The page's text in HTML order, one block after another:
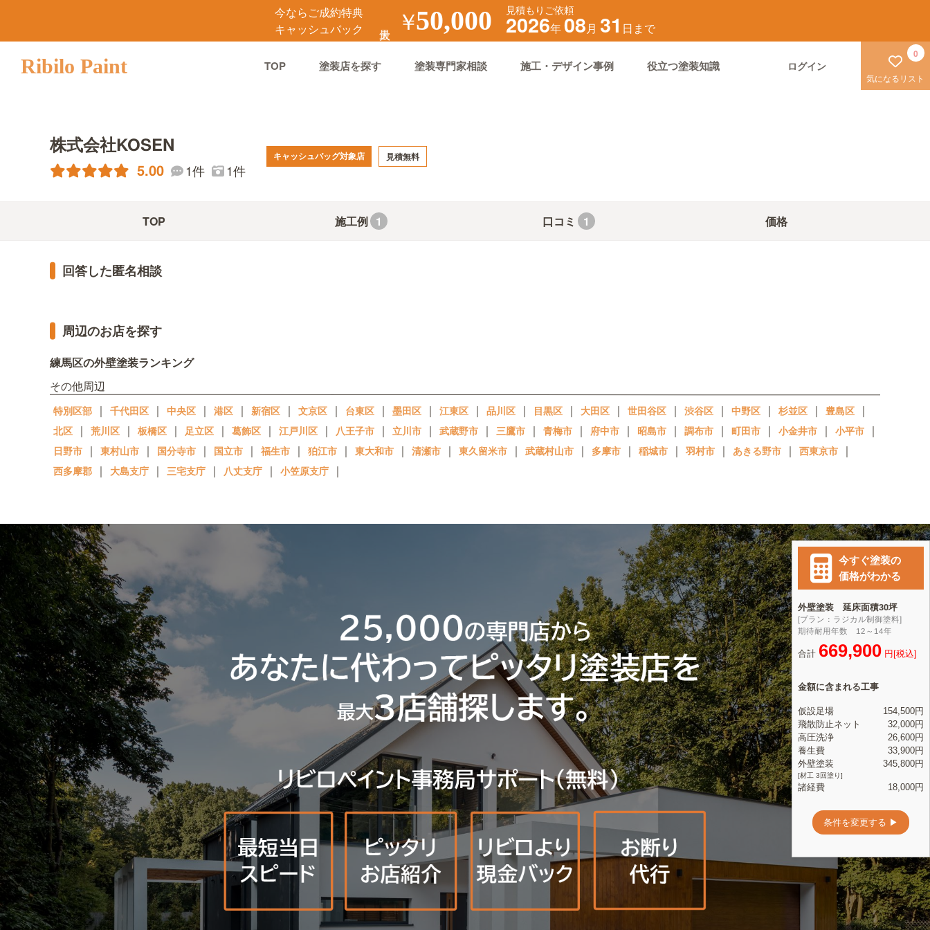
今ならご成約特典
キャッシュバック
￥50,000 見積もりご依頼
2026年08月 31 日まで
Ribilo Paint TOP 塗装店を探す 塗装専門家相談 施工・デザイン事例 役立つ塗装知識 ログイン
気になるリスト
0
株式会社KOSEN
5.00 1件 1件
キャッシュバッグ対象店 見積無料
TOP 施工例 1 口コミ 1 価格
回答した匿名相談
周辺のお店を探す
練馬区の外壁塗装ランキング
その他周辺
特別区部 ｜ 千代田区 ｜ 中央区 ｜ 港区 ｜ 新宿区 ｜ 文京区 ｜ 台東区 ｜ 墨田区 ｜ 江東区 ｜ 品川区 ｜ 目黒区 ｜ 大田区 ｜ 世田谷区 ｜ 渋谷区 ｜ 中野区 ｜ 杉並区 ｜ 豊島区 ｜
北区 ｜ 荒川区 ｜ 板橋区 ｜ 足立区 ｜ 葛飾区 ｜ 江戸川区 ｜ 八王子市 ｜ 立川市 ｜ 武蔵野市 ｜ 三鷹市 ｜ 青梅市 ｜ 府中市 ｜ 昭島市 ｜ 調布市 ｜ 町田市 ｜ 小金井市 ｜ 小平市 ｜
日野市 ｜ 東村山市 ｜ 国分寺市 ｜ 国立市 ｜ 福生市 ｜ 狛江市 ｜ 東大和市 ｜ 清瀬市 ｜ 東久留米市 ｜ 武蔵村山市 ｜ 多摩市 ｜ 稲城市 ｜ 羽村市 ｜ あきる野市 ｜ 西東京市 ｜
西多摩郡 ｜ 大島支庁 ｜ 三宅支庁 ｜ 八丈支庁 ｜ 小笠原支庁 ｜